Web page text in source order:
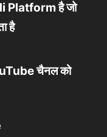
Platform है जो
है
चैनल को